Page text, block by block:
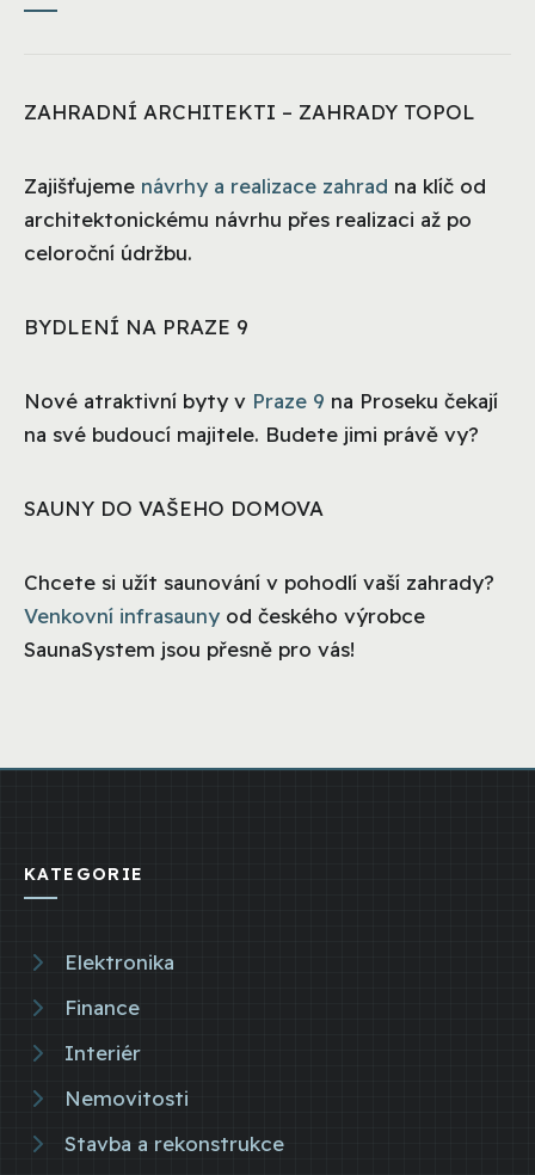
ZAHRADNÍ ARCHITEKTI – ZAHRADY TOPOL
Zajišťujeme návrhy a realizace zahrad na klíč od
architektonickému návrhu přes realizaci až po
celoroční údržbu.
BYDLENÍ NA PRAZE 9
Nové atraktivní byty v Praze 9 na Proseku čekají
na své budoucí majitele. Budete jimi právě vy?
SAUNY DO VAŠEHO DOMOVA
Chcete si užít saunování v pohodlí vaší zahrady?
Venkovní infrasauny od českého výrobce
SaunaSystem jsou přesně pro vás!
KATEGORIE
Elektronika
Finance
Interiér
Nemovitosti
Stavba a rekonstrukce